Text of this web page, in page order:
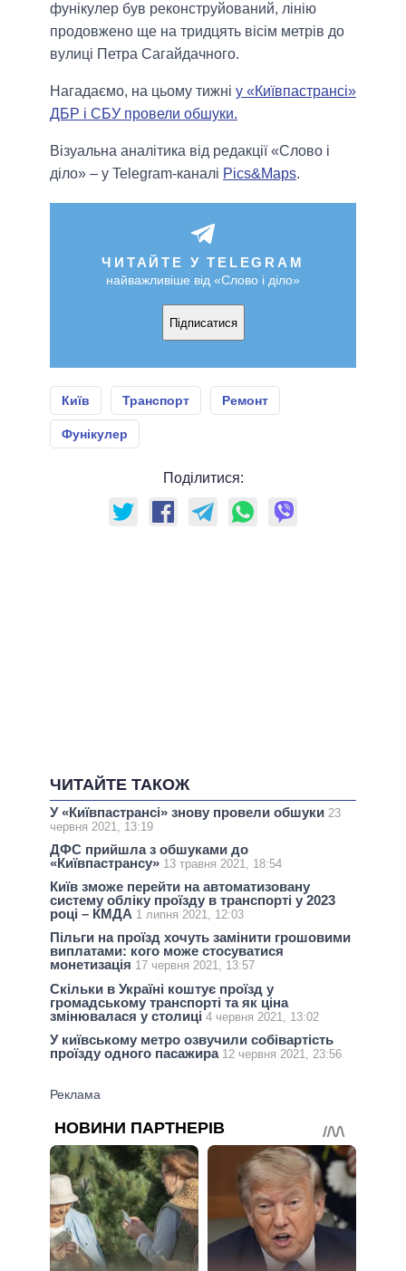
фунікулер був реконструйований, лінію
продовжено ще на тридцять вісім метрів до
вулиці Петра Сагайдачного.
Нагадаємо, на цьому тижні у «Київпастрансі»
ДБР і СБУ провели обшуки.
Візуальна аналітика від редакції «Слово і
діло» – у Telegram-каналі Pics&Maps.
ЧИТАЙТЕ У TELEGRAM
найважливіше від «Слово і діло»
Підписатися
Київ Транспорт Ремонт
Фунікулер
Поділитися:
ЧИТАЙТЕ ТАКОЖ
У «Київпастрансі» знову провели обшуки 23
червня 2021, 13:19
ДФС прийшла з обшуками до
«Київпастрансу» 13 травня 2021, 18:54
Київ зможе перейти на автоматизовану
систему обліку проїзду в транспорті у 2023
році – КМДА 1 липня 2021, 12:03
Пільги на проїзд хочуть замінити грошовими
виплатами: кого може стосуватися
монетизація 17 червня 2021, 13:57
Скільки в Україні коштує проїзд у
громадському транспорті та як ціна
змінювалася у столиці 4 червня 2021, 13:02
У київському метро озвучили собівартість
проїзду одного пасажира 12 червня 2021, 23:56